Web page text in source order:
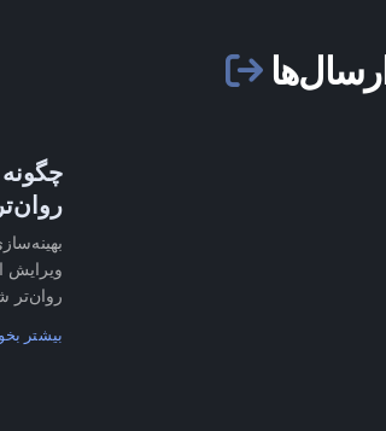
ویرایش
روان‌تر
بیشتر